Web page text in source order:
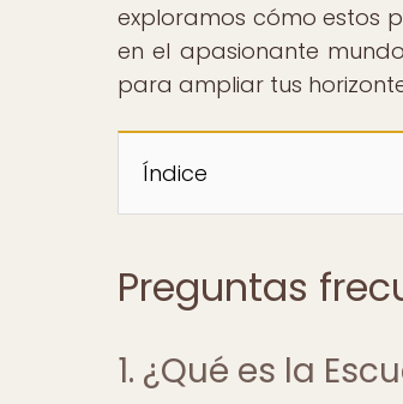
exploramos cómo estos
en el apasionante
para ampliar tus
Índice
Preguntas
1. ¿Qué es la